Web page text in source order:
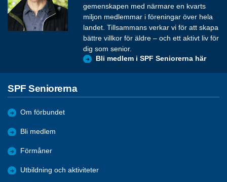
gemenskapen med närmare en kvarts
miljon medlemmar i föreningar över hela
landet. Tillsammans verkar vi för att skapa
bättre villkor för äldre – och ett aktivt liv för
dig som senior.
Bli medlem i SPF Seniorerna här
SPF Seniorerna
Om förbundet
Bli medlem
Förmåner
Utbildning och aktiviteter